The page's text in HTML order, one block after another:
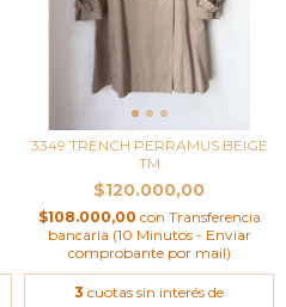
3349 TRENCH PERRAMUS BEIGE
TM
$120.000,00
$108.000,00 con Transferencia
bancaria (10 Minutos - Enviar
comprobante por mail)
3 cuotas sin interés de